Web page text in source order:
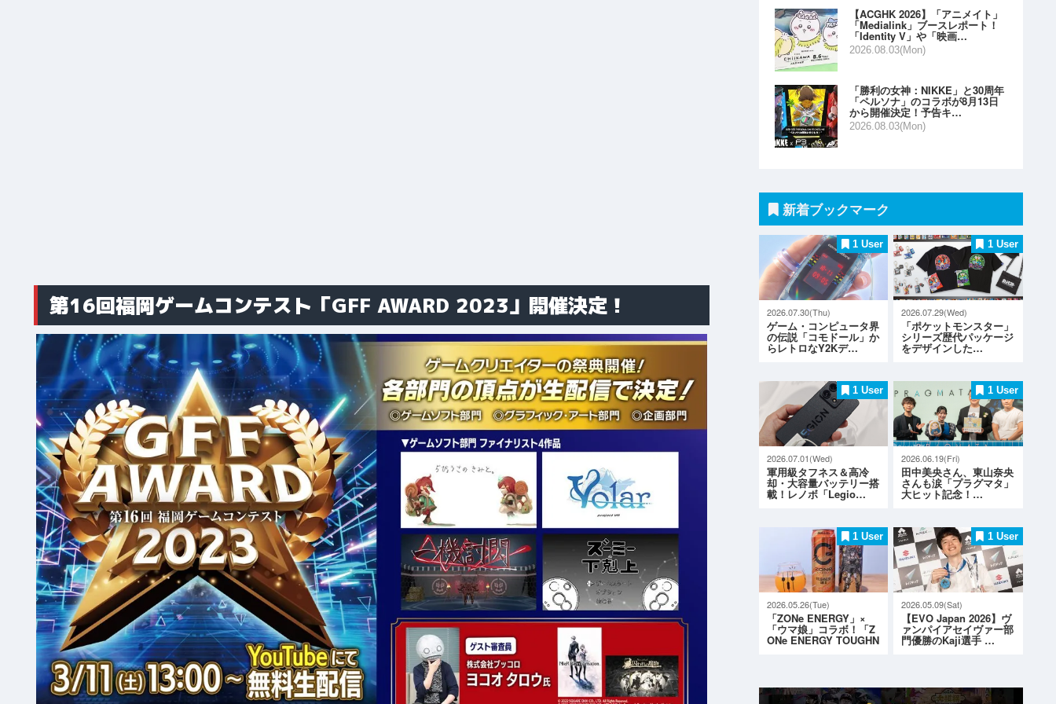
第16回福岡ゲームコンテスト「GFF AWARD 2023」開催決定！
【ACGHK 2026】「アニメイト」
「Medialink」ブースレポート！
「Identity V」や「映画…
2026.08.03(Mon)
「勝利の女神：NIKKE」と30周年
「ペルソナ」のコラボが8月13日
から開催決定！予告キ…
2026.08.03(Mon)
新着ブックマーク
1 User
2026.07.30(Thu)
ゲーム・コンピュータ界
の伝説「コモドール」か
らレトロなY2Kデ…
1 User
2026.07.29(Wed)
「ポケットモンスター」
シリーズ歴代パッケージ
をデザインした…
1 User
2026.07.01(Wed)
軍用級タフネス＆高冷
却・大容量バッテリー搭
載！レノボ「Legio…
1 User
2026.06.19(Fri)
田中美央さん、東山奈央
さんも涙「プラグマタ」
大ヒット記念！…
1 User
2026.05.26(Tue)
「ZONe ENERGY」×
「ウマ娘」コラボ！「Z
ONe ENERGY TOUGHN
1 User
2026.05.09(Sat)
【EVO Japan 2026】ヴ
ァンパイアセイヴァー部
門優勝のKaji選手 …